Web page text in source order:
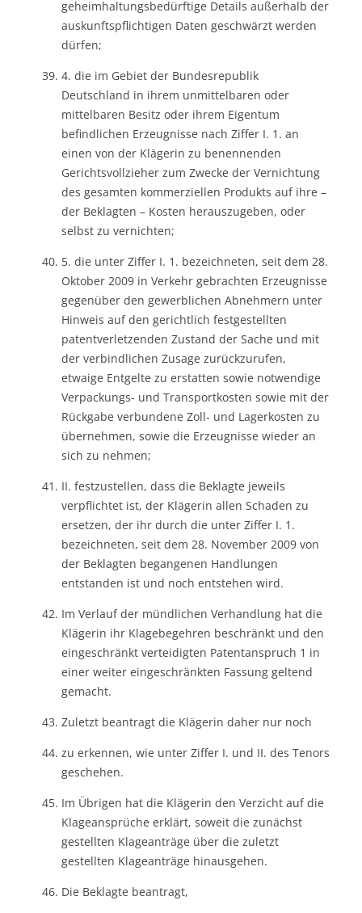
geheimhaltungsbedürftige Details außerhalb der
auskunftspflichtigen Daten geschwärzt werden
dürfen;
4. die im Gebiet der Bundesrepublik
Deutschland in ihrem unmittelbaren oder
mittelbaren Besitz oder ihrem Eigentum
befindlichen Erzeugnisse nach Ziffer I. 1. an
einen von der Klägerin zu benennenden
Gerichtsvollzieher zum Zwecke der Vernichtung
des gesamten kommerziellen Produkts auf ihre –
der Beklagten – Kosten herauszugeben, oder
selbst zu vernichten;
5. die unter Ziffer I. 1. bezeichneten, seit dem 28.
Oktober 2009 in Verkehr gebrachten Erzeugnisse
gegenüber den gewerblichen Abnehmern unter
Hinweis auf den gerichtlich festgestellten
patentverletzenden Zustand der Sache und mit
der verbindlichen Zusage zurückzurufen,
etwaige Entgelte zu erstatten sowie notwendige
Verpackungs- und Transportkosten sowie mit der
Rückgabe verbundene Zoll- und Lagerkosten zu
übernehmen, sowie die Erzeugnisse wieder an
sich zu nehmen;
II. festzustellen, dass die Beklagte jeweils
verpflichtet ist, der Klägerin allen Schaden zu
ersetzen, der ihr durch die unter Ziffer I. 1.
bezeichneten, seit dem 28. November 2009 von
der Beklagten begangenen Handlungen
entstanden ist und noch entstehen wird.
Im Verlauf der mündlichen Verhandlung hat die
Klägerin ihr Klagebegehren beschränkt und den
eingeschränkt verteidigten Patentanspruch 1 in
einer weiter eingeschränkten Fassung geltend
gemacht.
Zuletzt beantragt die Klägerin daher nur noch
zu erkennen, wie unter Ziffer I. und II. des Tenors
geschehen.
Im Übrigen hat die Klägerin den Verzicht auf die
Klageansprüche erklärt, soweit die zunächst
gestellten Klageanträge über die zuletzt
gestellten Klageanträge hinausgehen.
Die Beklagte beantragt,